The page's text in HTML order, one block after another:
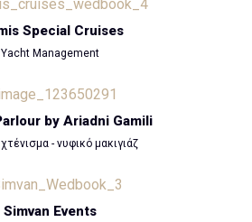
Special Cruises
Yacht Management
by Ariadni Gamili
- νυφικό μακιγιάζ
Simvan Events